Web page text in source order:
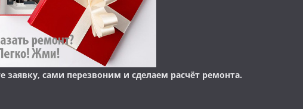
заявку, сами перезвоним и сделаем расчёт ремонта.